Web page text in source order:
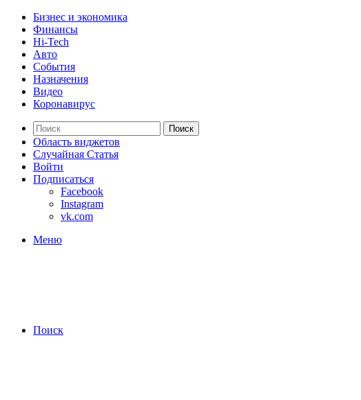
Бизнес и экономика
Финансы
Hi-Tech
Авто
События
Назначения
Видео
Коронавирус
Поиск
Область виджетов
Случайная Статья
Войти
Подписаться
Facebook
Instagram
vk.com
Меню
Поиск